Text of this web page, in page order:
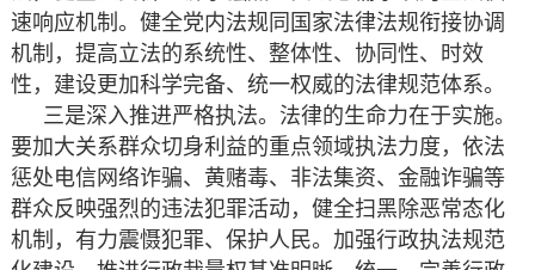
速响应机制。健全党内法规同国家法律法规衔接协调
机制，提高立法的系统性、整体性、协同性、时效
性，建设更加科学完备、统一权威的法律规范体系。
三是深入推进严格执法。法律的生命力在于实施。
要加大关系群众切身利益的重点领域执法力度，依法
惩处电信网络诈骗、黄赌毒、非法集资、金融诈骗等
群众反映强烈的违法犯罪活动，健全扫黑除恶常态化
机制，有力震慑犯罪、保护人民。加强行政执法规范